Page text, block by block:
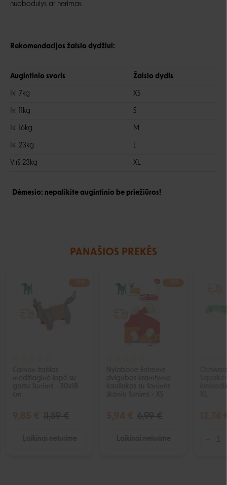
nuobodulys ar nerimas
Rekomendacijos žaislo dydžiui:
Augintinio svoris Žaislo dydis
Iki 7kg XS
Iki 11kg S
Iki 16kg M
Iki 23kg L
Virš 23kg XL
Dėmesio: nepalikite augintinio be priežiūros!
PANAŠIOS PREKĖS
12,74